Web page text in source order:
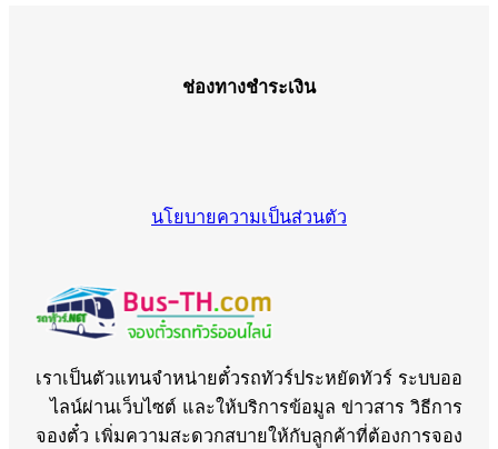
ช่องทางชำระเงิน
นโยบายความเป็นส่วนตัว
เราเป็นตัวแทนจำหน่ายตั๋วรถทัวร์ประหยัดทัวร์ ระบบออ
ไลน์ผ่านเว็บไซต์ และให้บริการข้อมูล ข่าวสาร วิธีการ
จองตั๋ว เพิ่มความสะดวกสบายให้กับลูกค้าที่ต้องการจอง